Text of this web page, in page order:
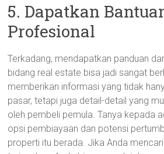
5. Dapatkan
Profesional
Terkadang, mendapatkan panduan
bidang real estate bisa jadi sangat
memberikan informasi yang tidak
pasar, tetapi juga detail-detail yang
oleh pembeli pemula. Tanya kepada
opsi pembiayaan dan potensi
properti itu berada. Jika Anda